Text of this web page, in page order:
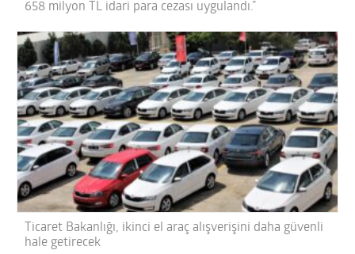
658 milyon TL idari para cezası uygulandı.”
Ticaret Bakanlığı, ikinci el araç alışverişini daha güvenli
hale getirecek